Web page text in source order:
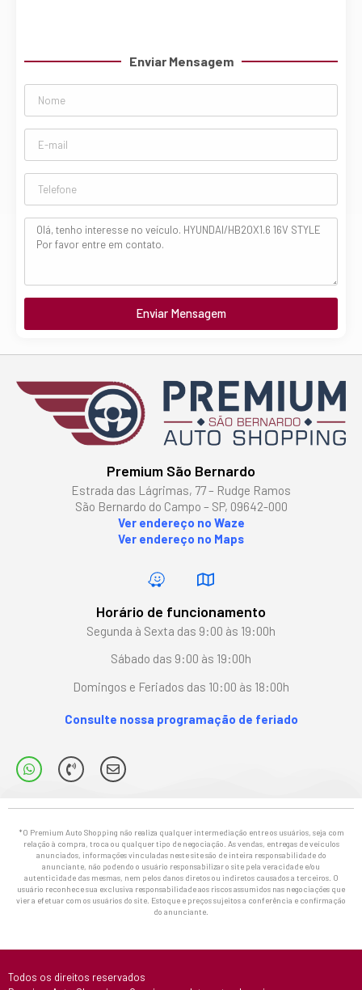
Enviar Mensagem
Enviar Mensagem
Premium São Bernardo
Estrada das Lágrimas, 77 – Rudge Ramos
São Bernardo do Campo – SP, 09642-000
Ver endereço no Waze
Ver endereço no Maps
Horário de funcionamento
Segunda à Sexta das 9:00 às 19:00h
Sábado das 9:00 às 19:00h
Domingos e Feriados das 10:00 às 18:00h
Consulte nossa programação de feriado
*O Premium Auto Shopping não realiza qualquer intermediação entre os usuários, seja com
relação à compra, troca ou qualquer tipo de negociação. As vendas, entregas de veículos
anunciados, informações vinculadas neste site são de inteira responsabilidade do
anunciante, não podendo o usuário responsabilizar o site pela veracidade e/ou
autenticidade das mesmas, nem pelos danos diretos ou indiretos causados a terceiros. O
usuário reconhece sua exclusiva responsabilidade aos riscos assumidos nas negociações que
vier a efetuar com os usuários do site. Estoque e preços sujeitos a conferência e confirmação
do anunciante.
Todos os direitos reservados